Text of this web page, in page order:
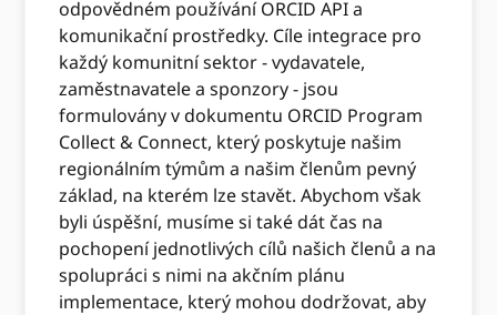
odpovědném používání ORCID API a
komunikační prostředky. Cíle integrace pro
každý komunitní sektor - vydavatele,
zaměstnavatele a sponzory - jsou
formulovány v dokumentu ORCID Program
Collect & Connect, který poskytuje našim
regionálním týmům a našim členům pevný
základ, na kterém lze stavět. Abychom však
byli úspěšní, musíme si také dát čas na
pochopení jednotlivých cílů našich členů a na
spolupráci s nimi na akčním plánu
implementace, který mohou dodržovat, aby